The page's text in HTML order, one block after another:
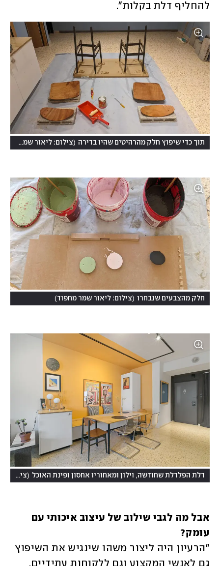
להחליף דלת בקלות".
תוך כדי שיפוץ חלק מהרהיטים שהיו בדירה (צילום: ליאור שמר מחפוד
חלק מהצבעים שנבחרו (צילום: ליאור שמר מחפוד)
דלת הפלדלת שחודשה, וילון ומאחוריו אחסון ופינת האוכל (צילום: פטריק טובול
עומק?